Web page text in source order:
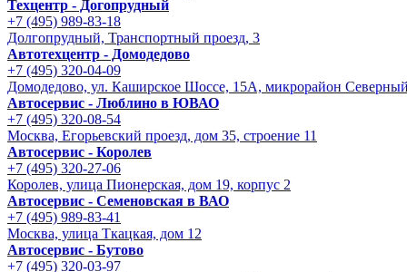
Техцентр - Догопрудный
+7 (495) 989-83-18
Долгопрудный, Транспортный проезд, 3
Автотехцентр - Домодедово
+7 (495) 320-04-09
Домодедово, ул. Каширское Шоссе, 15А, микрорайон
Автосервис - Люблино в ЮВАО
+7 (495) 320-08-54
Москва, Егорьевский проезд, дом 35, строение 11
Автосервис - Королев
+7 (495) 320-27-06
Королев, улица Пионерская, дом 19, корпус 2
Автосервис - Семеновская в ВАО
+7 (495) 989-83-41
Москва, улица Ткацкая, дом 12
Автосервис - Бутово
+7 (495) 320-03-97